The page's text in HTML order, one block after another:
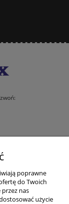
poprawne
do Twoich
nas
użycie